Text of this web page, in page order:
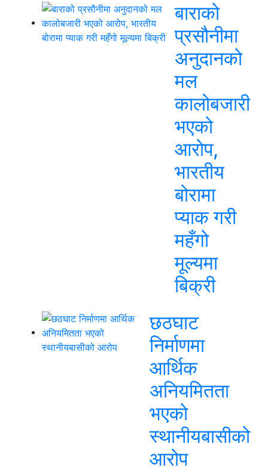
बाराको
प्रसौनीमा
अनुदानको
मल
कालोबजारी
भएको
आरोप,
भारतीय
बोरामा
प्याक गरी
महँगो
मूल्यमा
बिक्री
छठघाट
निर्माणमा
आर्थिक
अनियमितता
भएको
स्थानीयबासीको
आरोप